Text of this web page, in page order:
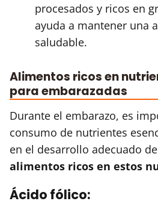
procesados y ricos en
ayuda a mantener una
saludable.
Alimentos ricos en
para embarazadas
Durante el embarazo, es
consumo de nutrientes
en el desarrollo adecuado
alimentos ricos en estos
Ácido fólico: